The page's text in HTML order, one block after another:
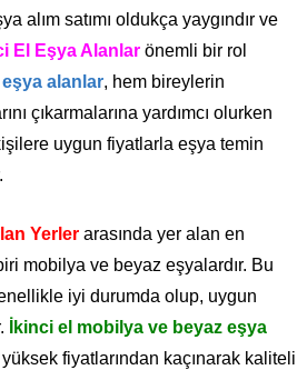
alım satımı oldukça yaygındır ve
El Eşya Alanlar önemli bir rol
eşya alanlar, hem bireylerin
çıkarmalarına yardımcı olurken
uygun fiyatlarla eşya temin
Yerler arasında yer alan en
mobilya ve beyaz eşyalardır. Bu
iyi durumda olup, uygun
İkinci el mobilya ve beyaz eşya
fiyatlarından kaçınarak kaliteli